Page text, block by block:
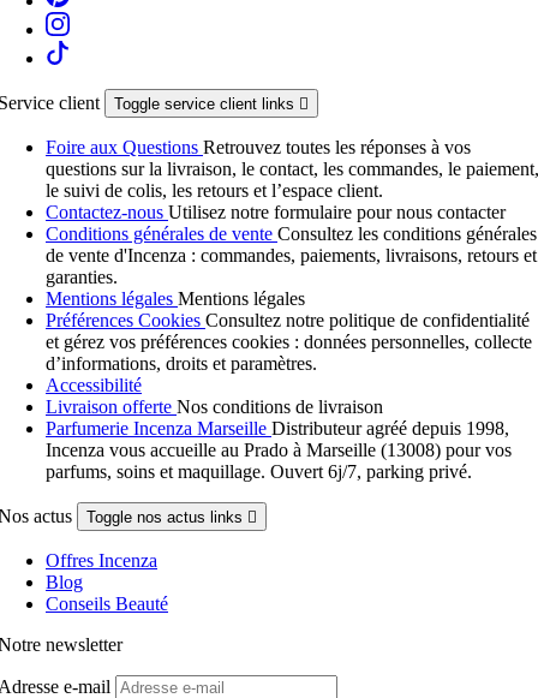
client Toggle service client links 
Foire aux Questions Retrouvez toutes les réponses à vos
questions sur la livraison, le contact, les commandes, le paiement,
le suivi de colis, les retours et l’espace client.
Contactez-nous Utilisez notre formulaire pour nous contacter
Conditions générales de vente Consultez les conditions générales
de vente d'Incenza : commandes, paiements, livraisons, retours et
garanties.
Mentions légales Mentions légales
Préférences Cookies Consultez notre politique de confidentialité
et gérez vos préférences cookies : données personnelles, collecte
d’informations, droits et paramètres.
Accessibilité
Livraison offerte Nos conditions de livraison
Parfumerie Incenza Marseille Distributeur agréé depuis 1998,
Incenza vous accueille au Prado à Marseille (13008) pour vos
parfums, soins et maquillage. Ouvert 6j/7, parking privé.
actus Toggle nos actus links 
Offres Incenza
Blog
Conseils Beauté
newsletter
e-mail